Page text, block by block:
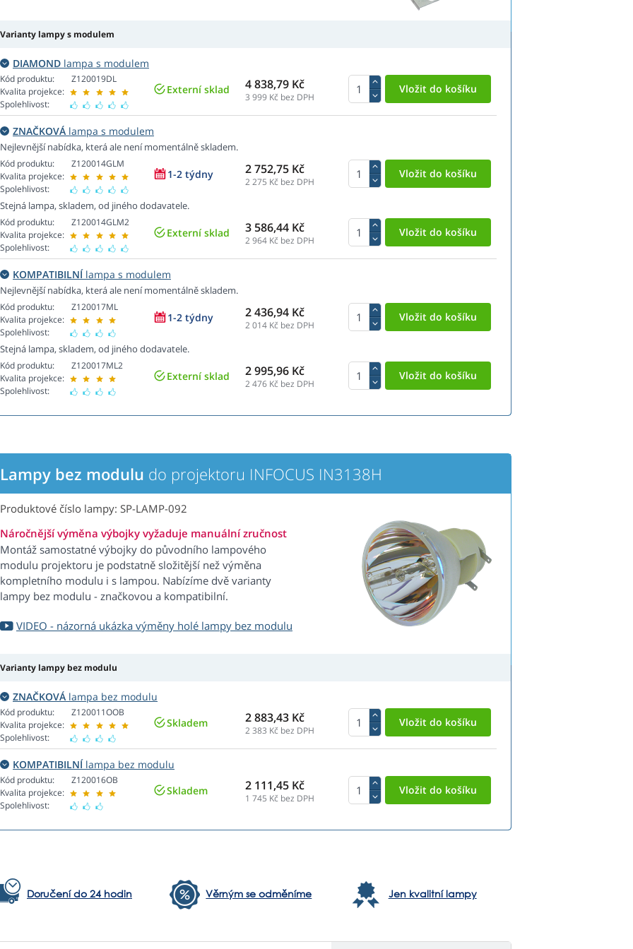
Varianty lampy s modulem
DIAMOND lampa s modulem
Kód produktu:
Kvalita projekce:
Spolehlivost:
Z120019DL
Externí sklad 4 838,79 Kč
3 999 Kč bez DPH
ZNAČKOVÁ lampa s modulem
Nejlevnější nabídka, která ale není momentálně skladem.
Kód produktu:
Kvalita projekce:
Spolehlivost:
Z120014GLM
1-2 týdny 2 752,75 Kč
2 275 Kč bez DPH
Stejná lampa, skladem, od jiného dodavatele.
Kód produktu:
Kvalita projekce:
Spolehlivost:
Z120014GLM2
Externí sklad 3 586,44 Kč
2 964 Kč bez DPH
KOMPATIBILNÍlampa s modulem
Nejlevnější nabídka, která ale není momentálně skladem.
Kód produktu:
Kvalita projekce:
Spolehlivost:
Z120017ML
1-2 týdny 2 436,94 Kč
2 014 Kč bez DPH
Stejná lampa, skladem, od jiného dodavatele.
Kód produktu:
Kvalita projekce:
Spolehlivost:
Z120017ML2
Externí sklad 2 995,96 Kč
2 476 Kč bez DPH
Lampy bez modulu do projektoru INFOCUS IN3138H
Produktové číslo lampy: SP-LAMP-092
Náročnější výměna výbojky vyžaduje manuální zručnost
Montáž samostatné výbojky do původního lampového
modulu projektoru je podstatně složitější než výměna
kompletního modulu i s lampou. Nabízíme dvě varianty
lampy bez modulu - značkovou a kompatibilní.
VIDEO - názorná ukázka výměny holé lampy bez modulu
Varianty lampy bez modulu
ZNAČKOVÁ lampa bez modulu
Kód produktu:
Kvalita projekce:
Spolehlivost:
Z120011OOB
Skladem 2 883,43 Kč
2 383 Kč bez DPH
KOMPATIBILNÍlampa bez modulu
Kód produktu:
Kvalita projekce:
Spolehlivost:
Z120016OB
Skladem 2 111,45 Kč
1 745 Kč bez DPH
Doručení do 24 hodin Věrným se odměníme Jen kvalitní lampy